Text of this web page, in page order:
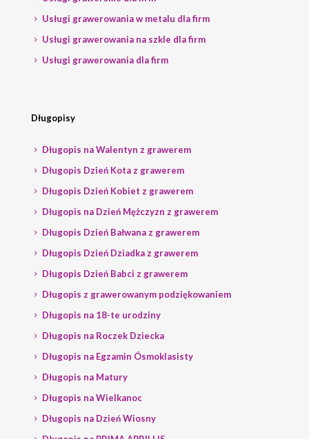
Usługi grawerowania w metalu dla firm
Usługi grawerowania na szkle dla firm
Usługi grawerowania dla firm
Długopisy
Długopis na Walentyn z grawerem
Długopis Dzień Kota z grawerem
Długopis Dzień Kobiet z grawerem
Długopis na Dzień Mężczyzn z grawerem
Długopis Dzień Bałwana z grawerem
Długopis Dzień Dziadka z grawerem
Długopis Dzień Babci z grawerem
Długopis z grawerowanym podziękowaniem
Długopis na 18-te urodziny
Długopis na Roczek Dziecka
Długopis na Egzamin Ósmoklasisty
Długopis na Matury
Długopis na Wielkanoc
Długopis na Dzień Wiosny